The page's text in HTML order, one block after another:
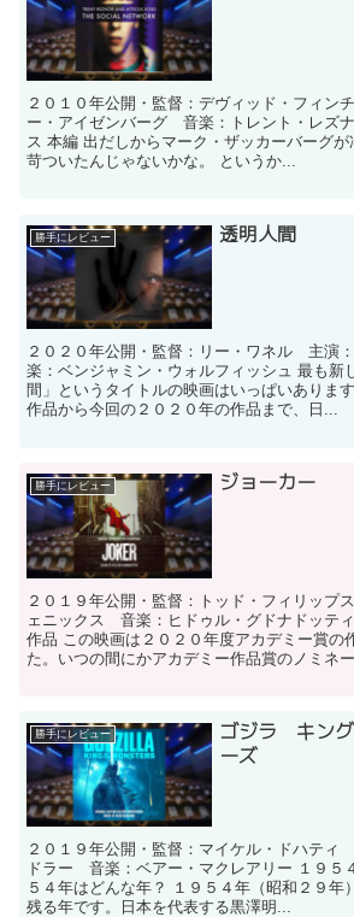
２０１０年公開・監督：デヴィッド・フィン
ー・アイゼンバーグ 音楽：トレント・レズ
ス 本編 出だしからマーク・ザッカーバーグ
苛ついたんじゃないかな。 というか...
勝手にレビュー 透明人間
２０２０年公開・監督：リー・ワネル 主演
楽：ベンジャミン・ウォルフィッシュ 最も新
間」というタイトルの映画はいっぱいありま
作品から今回の２０２０年の作品まで、日...
勝手にレビュー ジョーカー
２０１９年公開・監督：トッド・フィリップ
ェニックス 音楽：ヒドゥル・グドナドッテ
作品 この映画は２０２０年度アカデミー賞の
た。いつの間にかアカデミー作品賞のノミネー
勝手にレビュー
ゴジラ キング
ーズ
２０１９年公開・監督：マイケル・ドハティ
ドラー 音楽：ベアー・マクレアリー １９５
５４年はどんな年？ １９５４年（昭和２９年
残る年です。日本を代表する黒澤明...